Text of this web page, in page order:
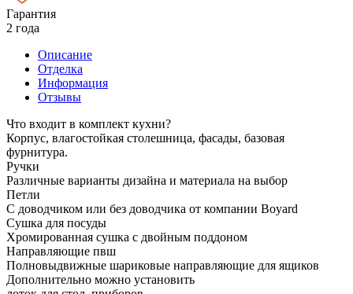
Гарантия
2 года
Описание
Отделка
Информация
Отзывы
Что входит в комплект кухни?
Корпус, влагостойкая столешница, фасады, базовая
фурнитура.
Ручки
Различные варианты дизайна и материала на выбор
Петли
С доводчиком или без доводчика от компании Boyard
Сушка для посуды
Хромированная сушка с двойным поддоном
Направляющие пвш
Полновыдвижные шариковые направляющие для ящиков
Дополнительно можно установить